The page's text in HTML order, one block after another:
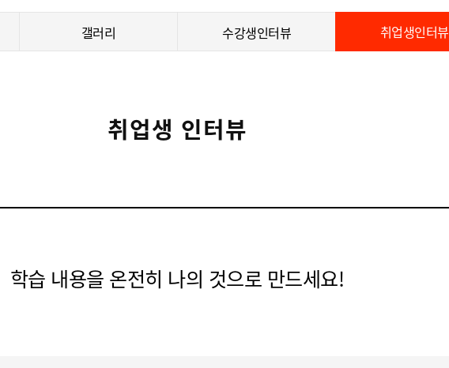
갤러리 수강생인터뷰 취업생인터뷰
취업생 인터뷰
학습 내용을 온전히 나의 것으로 만드세요!